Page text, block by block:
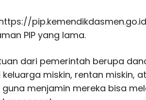
PIP yang lama.
dari pemerintah berupa
miskin, rentan miskin,
menjamin mereka bisa